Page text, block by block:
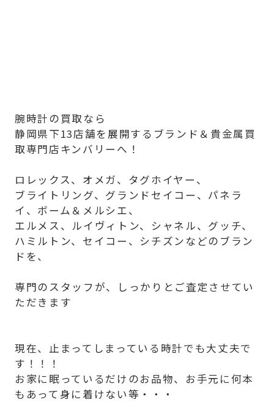
腕時計の買取なら
静岡県下13店舗を展開するブランド＆貴金属買
取専門店キンバリーへ！
ロレックス、オメガ、タグホイヤー、
ブライトリング、グランドセイコー、パネラ
イ、ボーム＆メルシエ、
エルメス、ルイヴィトン、シャネル、グッチ、
ハミルトン、セイコー、シチズンなどのブラン
ドを、
専門のスタッフが、しっかりとご査定させてい
ただきます
現在、止まってしまっている時計でも大丈夫で
す！！！
お家に眠っているだけのお品物、お手元に何本
もあって身に着けない等・・・